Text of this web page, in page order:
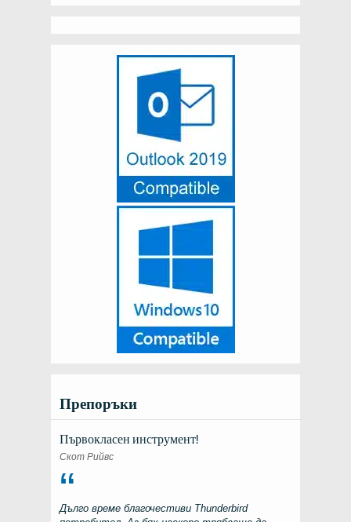
Препоръки
Първокласен инструмент!
Скот Рийвс
Дълго време благочестиви Thunderbird